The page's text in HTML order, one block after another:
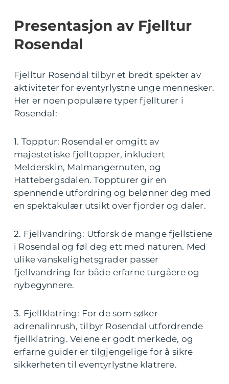
Presentasjon av Fjelltur
Rosendal
Fjelltur Rosendal tilbyr et bredt spekter av
aktiviteter for eventyrlystne unge mennesker.
Her er noen populære typer fjellturer i
Rosendal:
1. Topptur: Rosendal er omgitt av
majestetiske fjelltopper, inkludert
Melderskin, Malmangernuten, og
Hattebergsdalen. Toppturer gir en
spennende utfordring og belønner deg med
en spektakulær utsikt over fjorder og daler.
2. Fjellvandring: Utforsk de mange fjellstiene
i Rosendal og føl deg ett med naturen. Med
ulike vanskelighetsgrader passer
fjellvandring for både erfarne turgåere og
nybegynnere.
3. Fjellklatring: For de som søker
adrenalinrush, tilbyr Rosendal utfordrende
fjellklatring. Veiene er godt merkede, og
erfarne guider er tilgjengelige for å sikre
sikkerheten til eventyrlystne klatrere.